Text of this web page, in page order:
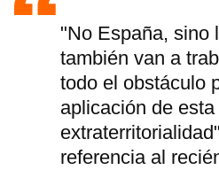
"No España, sino
también van a
todo el obstáculo
aplicación de esta
referencia al